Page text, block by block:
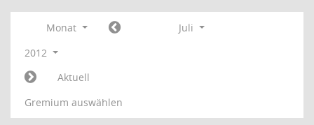
Monat
Juli
2012
Aktuell
Gremium auswählen